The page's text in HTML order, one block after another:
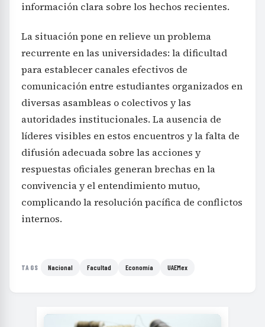
información clara sobre los hechos recientes.
La situación pone en relieve un problema
recurrente en las universidades: la dificultad
para establecer canales efectivos de
comunicación entre estudiantes organizados en
diversas asambleas o colectivos y las
autoridades institucionales. La ausencia de
líderes visibles en estos encuentros y la falta de
difusión adecuada sobre las acciones y
respuestas oficiales generan brechas en la
convivencia y el entendimiento mutuo,
complicando la resolución pacífica de conflictos
internos.
TAGS Nacional Facultad Economía UAEMex